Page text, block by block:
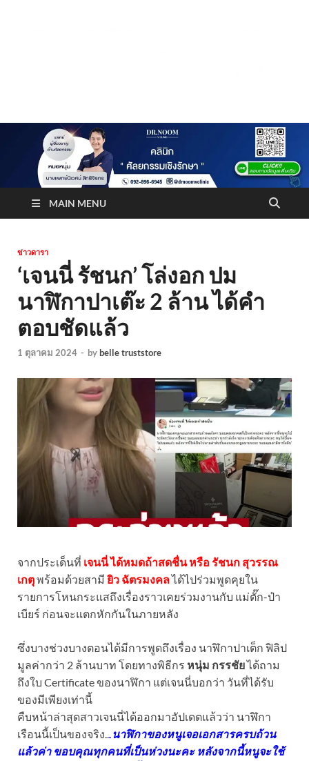
Truststoreonline
MAIN MENU
ข่าวดารา
‘เจนนี่ รัชนก’ โล่งอก ปม
นาฬิกาปาเต๊ะ 2 ล้าน ได้คำ
ตอบชัดแล้ว
1 ตุลาคม 2024 - bybelle truststore
จากประเด็นที่ เจนนี่ ได้หมดถ้าสดชื่น หรือ รัชนก สุวรรณ
เกตุพร้อมด้วยสามี ยิว ฉัตรมงคลได้ไปร่วมพูดคุยใน
รายการโหนกระแสถึงเรื่องราวเคยร่วมงานกับ แม่ตั๊ก-ป๋า
เบียร์ ก่อนจะแตกหักกันในภายหลัง
ซึ่งบางช่วงบางตอนได้มีการพูดถึงเรื่อง นาฬิกาปาเต็ก ฟิลิป
มูลค่ากว่า 2 ล้านบาท โดยทางพิธีกร หนุ่ม กรรชัยได้ถาม
ถึงใบ Certificate ของนาฬิกา แต่เจนนี่บอกว่า วันที่ได้รับ
ของมีเพียงเท่านี้
คืบหน้าล่าสุดสาวเจนนี่ได้ออกมาอัปเดตแล้วว่า นาฬิกา
เรือนนี้เป็นของจริง...นาฬิกาของหนูเจอเอกสารครบถ้วน
แล้วค่า ขอบคุณทุกคนที่เป็นห่วงนะคะ หลังจากนี้หนูจะใช้